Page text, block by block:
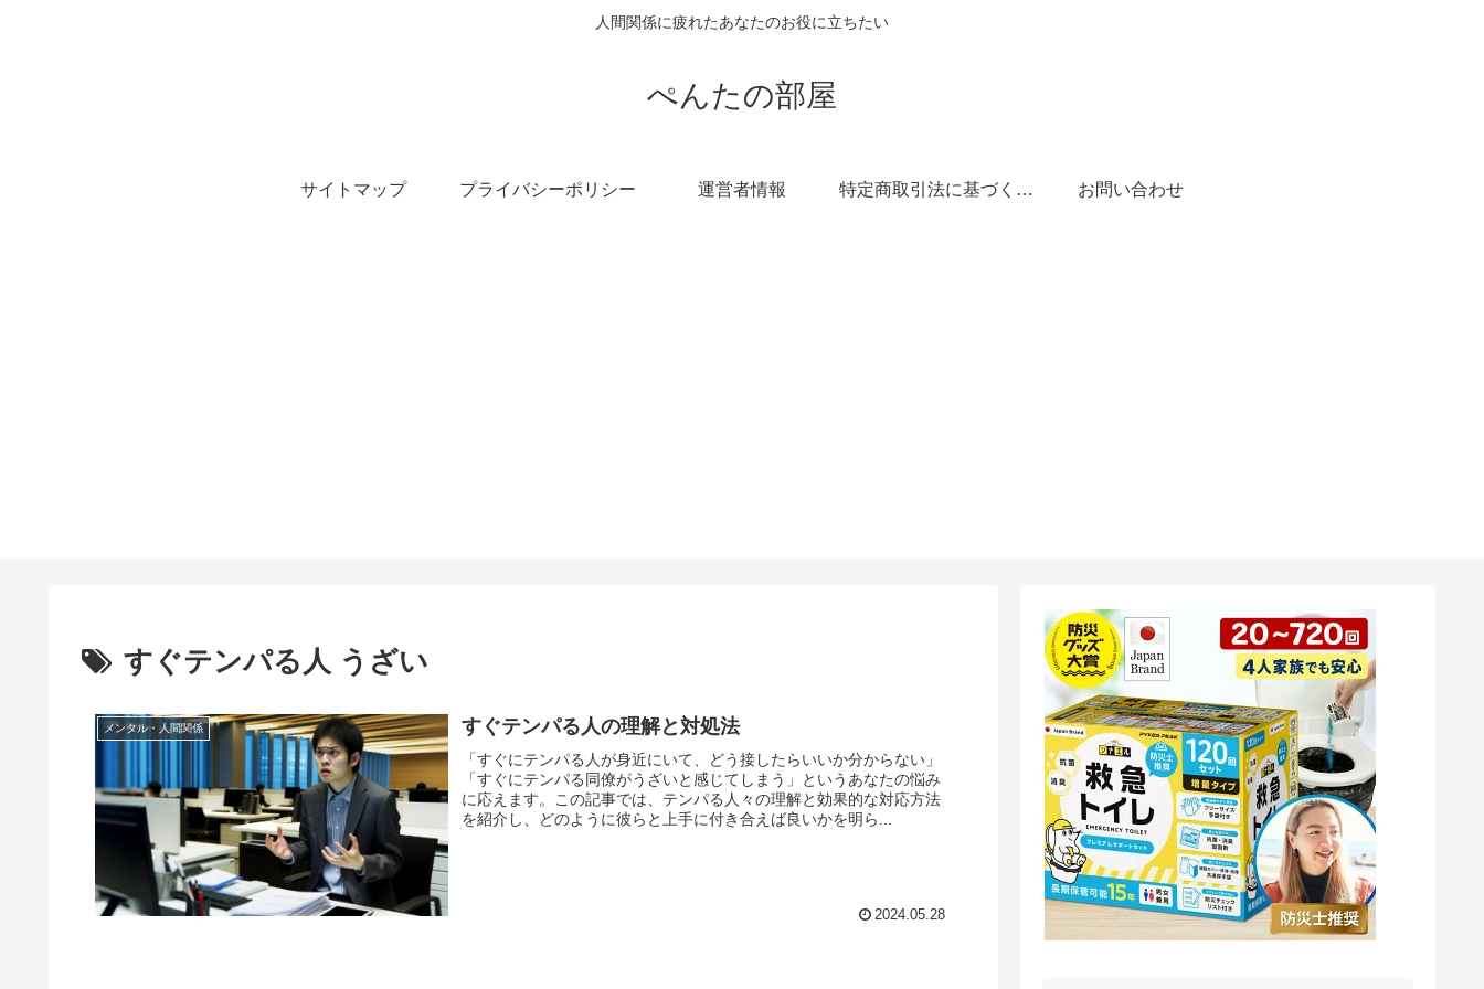
人間関係に疲れたあなたのお役に立ちたい
ぺんたの部屋
サイトマップ プライバシーポリシー 運営者情報 特定商取引法に基づく表記 お問い合わせ
すぐテンパる人 うざい
メンタル・人間関係 すぐテンパる人の理解と対処法
「すぐにテンパる人が身近にいて、どう接したらいいか分からない」
「すぐにテンパる同僚がうざいと感じてしまう」というあなたの悩み
に応えます。この記事では、テンパる人々の理解と効果的な対応方法
を紹介し、どのように彼らと上手に付き合えば良いかを明ら...
2024.05.28